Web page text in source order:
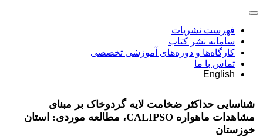
فهرست نشریات
سامانه نشر کتاب
کارگاه‌ها و دوره‌های آموزشی تخصصی
تماس با ما
English
شناسایی حداکثر ضخامت لایه گردوخاک بر مبنای
مشاهدات ماهواره CALIPSO، مطالعه موردی: استان
خوزستان